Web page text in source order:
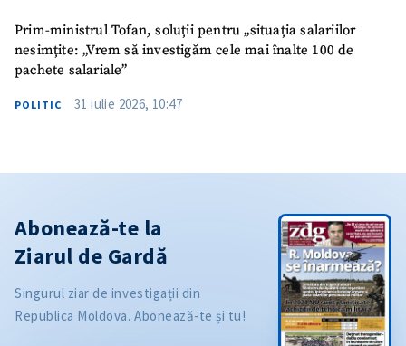
Prim-ministrul Tofan, soluții pentru „situația salariilor
nesimțite: „Vrem să investigăm cele mai înalte 100 de
pachete salariale”
POLITIC 31 iulie 2026, 10:47
Abonează-te la
Ziarul de Gardă
Singurul ziar de investigații din
Republica Moldova. Abonează-te și tu!